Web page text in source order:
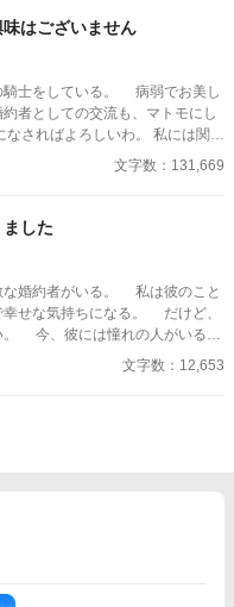
はございません
士をしている。 病弱でお美し
者としての交流も、マトモにし
文字数：131,669
した
いる。 私は彼のこと
気持ちになる。 だけど、
。
二つ上の先輩。 彼は心は自由で
文字数：12,653